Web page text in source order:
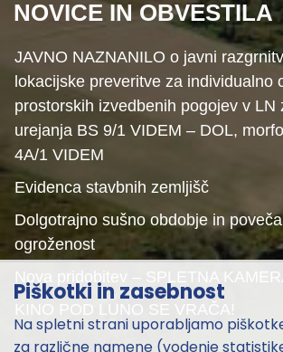
NOVICE IN OBVESTILA
JAVNO NAZNANILO o javni
lokacijske preveritve za individualno
prostorskih izvedbenih pogojev v LN
urejanja BS 9/1 VIDEM – DOL,
4A/1 VIDEM
Evidenca stavbnih zemljišč
Dolgotrajno sušno obdobje in
ogroženost
Nova pridobitev – SPLETNA
KINO POD LUNO SE VRAČA!
Piškotki in zasebnost
Na spletni strani uporabljamo
za različne namene (vodenje